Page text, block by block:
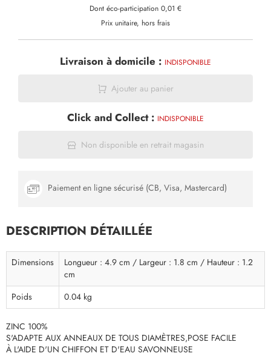
Dont éco-participation 0,01 €
Prix unitaire, hors frais
Livraison à domicile : INDISPONIBLE
Ajouter au panier
Click and Collect : INDISPONIBLE
Non disponible en retrait magasin
Paiement en ligne sécurisé (CB, Visa, Mastercard)
DESCRIPTION DÉTAILLÉE
Dimensions
Longueur : 4.9 cm / Largeur : 1.8 cm / Hauteur : 1.2
cm
Poids
0.04 kg
ZINC 100%
S'ADAPTE AUX ANNEAUX DE TOUS DIAMÈTRES,POSE FACILE
À L'AIDE D'UN CHIFFON ET D'EAU SAVONNEUSE